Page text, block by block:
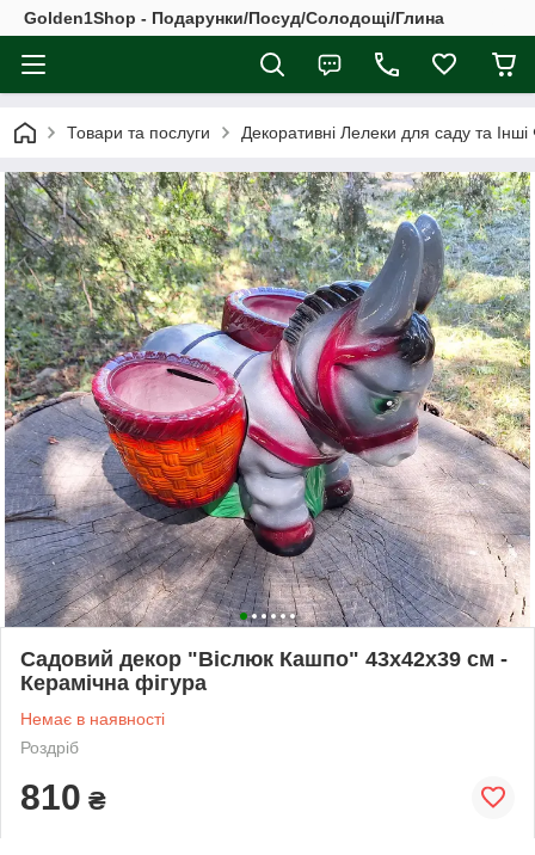
Golden1Shop - Подарунки/Посуд/Солодощі/Глина
Товари та послуги Декоративні Лелеки для саду та Інші
Садовий декор "Віслюк Кашпо" 43х42х39 см -
Керамічна фігура
Немає в наявності
Роздріб
810 ₴